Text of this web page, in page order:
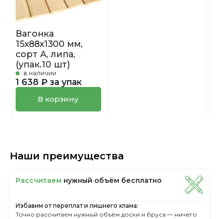
Вагонка
15х88х1300 мм,
сорт А, липа,
(упак.10 шт)
в наличии
1 638 ₽ за упак
В корзину
Наши преимущества
Рассчитаем нужный объём бесплатно
Избавим от переплат и лишнего хлама:
Точно рассчитаем нужный объём доски и бруса — ничего